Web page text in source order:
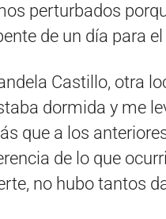
perturbados
de un día para
Castillo, otra
dormida y me
que a los
de lo que
no hubo tantos